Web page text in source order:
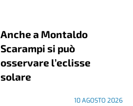
Anche a Montaldo
Scarampi si può
osservare l’eclisse
solare
10 AGOSTO 2026